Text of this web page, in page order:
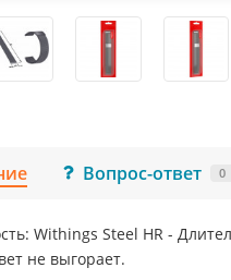
Вопрос-ответ 0
Withings Steel HR -
не выгорает.